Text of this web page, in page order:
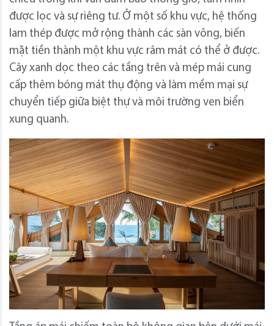
được lọc và sự riêng tư. Ở một số khu vực, hệ thống
lam thép được mở rộng thành các sàn võng, biến
mặt tiền thành một khu vực râm mát có thể ở được.
Cây xanh dọc theo các tầng trên và mép mái cung
cấp thêm bóng mát thụ động và làm mềm mại sự
chuyển tiếp giữa biệt thự và môi trường ven biển
xung quanh.